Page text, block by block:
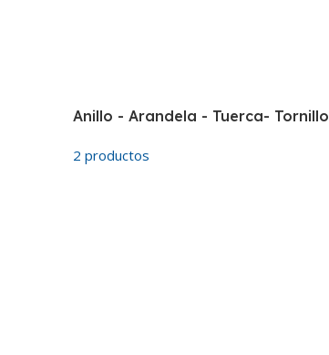
Anillo - Arandela - Tuerca- Tornillo
2 productos